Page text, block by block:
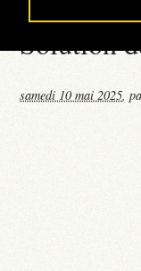
Solution
samedi 10 mai 2025,